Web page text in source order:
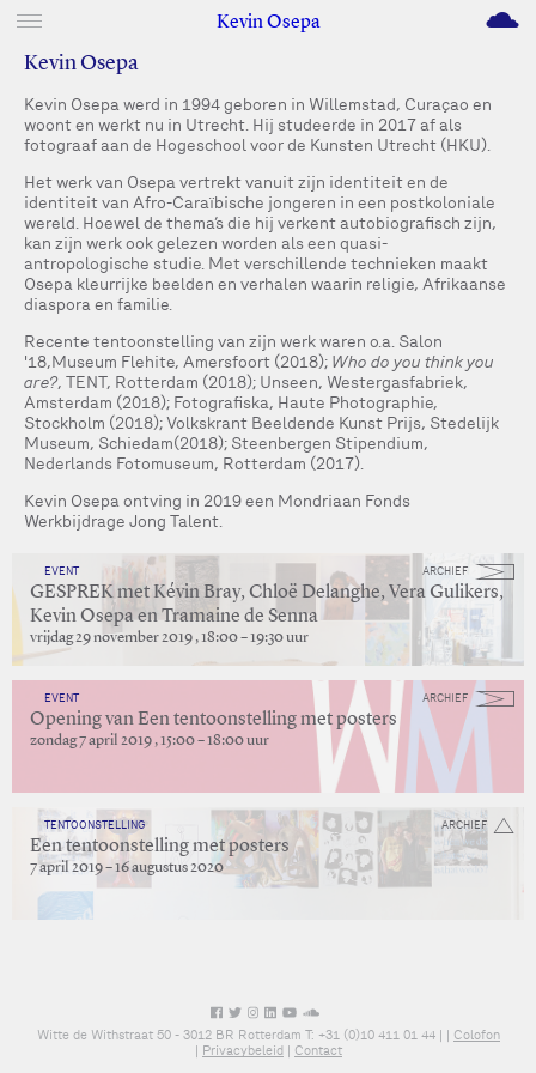
Kevin Osepa M
Kevin Osepa
Kevin Osepa werd in 1994 geboren in Willemstad, Curaçao en
woont en werkt nu in Utrecht. Hij studeerde in 2017 af als
fotograaf aan de Hogeschool voor de Kunsten Utrecht (HKU).
Het werk van Osepa vertrekt vanuit zijn identiteit en de
identiteit van Afro-Caraïbische jongeren in een postkoloniale
wereld. Hoewel de thema’s die hij verkent autobiografisch zijn,
kan zijn werk ook gelezen worden als een quasi-
antropologische studie. Met verschillende technieken maakt
Osepa kleurrijke beelden en verhalen waarin religie, Afrikaanse
diaspora en familie.
Recente tentoonstelling van zijn werk waren o.a. Salon
'18, Museum Flehite, Amersfoort (2018); Who do you think you
are?, TENT, Rotterdam (2018); Unseen, Westergasfabriek,
Amsterdam (2018); Fotografiska, Haute Photographie,
Stockholm (2018); Volkskrant Beeldende Kunst Prijs, Stedelijk
Museum, Schiedam (2018); Steenbergen Stipendium,
Nederlands Fotomuseum, Rotterdam (2017).
Kevin Osepa ontving in 2019 een Mondriaan Fonds
Werkbijdrage Jong Talent.
ARCHIEF
EVENT
GESPREK met Kévin Bray, Chloë Delanghe, Vera Gulikers,
Kevin Osepa en Tramaine de Senna
vrijdag 29 november 2019 , 18:00 – 19:30 uur
ARCHIEF
EVENT
Opening van Een tentoonstelling met posters
zondag 7 april 2019 , 15:00 – 18:00 uur
ARCHIEF
TENTOONSTELLING
Een tentoonstelling met posters
7 april 2019 – 16 augustus 2020
Witte de Withstraat 50 - 3012 BR Rotterdam T: +31 (0)10 411 01 44 | | Colofon
| Privacybeleid| Contact